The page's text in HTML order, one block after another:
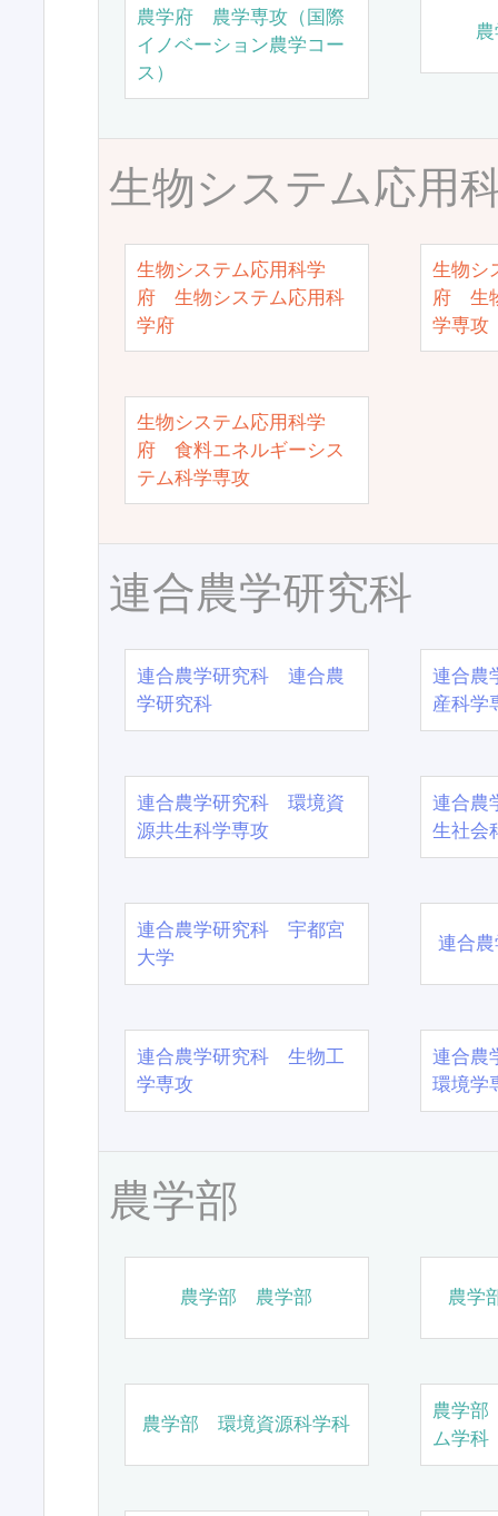
農学府 農学専攻（国際
イノベーション農学コー
ス）
生物システム応用
生物システム応用科学
府 生物システム応用科
学府
生物シ
府 生
学専攻
生物システム応用科学
府 食料エネルギーシス
テム科学専攻
連合農学研究科
連合農学研究科 連合農
学研究科
連合農
産科学
連合農学研究科 環境資
源共生科学専攻
連合農
生社会
連合農学研究科 宇都宮
大学
連合
連合農学研究科 生物工
学専攻
連合農
環境学
農学部
農学部 農学部 農学
農学部 環境資源科学科
農学
ム学科